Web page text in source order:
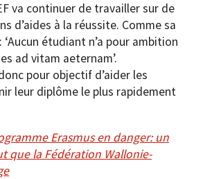
va continuer de travailler sur de
d’aides à la réussite. Comme sa
étudiant n’a pour ambition
ad vitam aeternam’.
pour objectif d’aider les
leur diplôme le plus rapidement
Erasmus en danger: un
que la Fédération Wallonie-